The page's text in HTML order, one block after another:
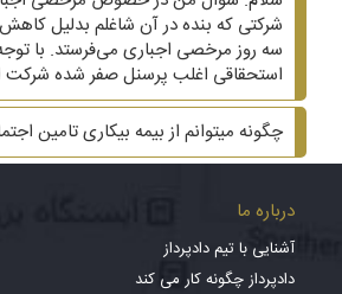
شرکتی که بنده در آن شاغلم بدلیل کاهش
سه روز مرخصی اجباری می‌فرستد. با
استحقاقی اغلب پرسنل صفر شده شرکت
چگونه میتوانم از بیمه بیکاری تامین
درباره ما
آشنایی با تیم دادپرداز
دادپرداز چگونه کار می کند